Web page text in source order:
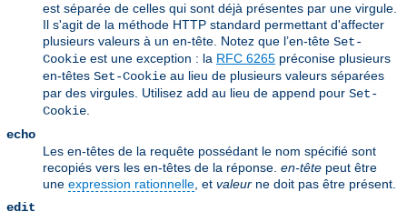
est séparée de celles qui sont déjà présentes par une virgule.
Il s'agit de la méthode HTTP standard permettant d'affecter
plusieurs valeurs à un en-tête. Notez que l’en-tête Set-
Cookie est une exception : la RFC 6265 préconise plusieurs
en-têtes Set-Cookie au lieu de plusieurs valeurs séparées
par des virgules. Utilisez add au lieu de append pour Set-
Cookie
echo
Les en-têtes de la requête possédant le nom spécifié sont
recopiés vers les en-têtes de la réponse. en-tête peut être
une expression rationnelle , et valeur ne doit pas être présent.
edit